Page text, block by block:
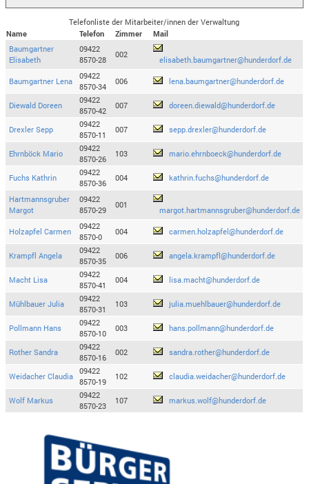
Telefonliste der Mitarbeiter/innen der Verwaltung
Name
Telefon Zimmer
Mail
Baumgartner
Elisabeth
09422
8570-28
002
elisabeth.baumgartner@hunderdorf.de
Baumgartner Lena
09422
8570-34
006 lena.baumgartner@hunderdorf.de
Diewald Doreen
09422
8570-42
007 doreen.diewald@hunderdorf.de
Drexler Sepp
09422
8570-11
007 sepp.drexler@hunderdorf.de
Ehrnböck Mario
09422
8570-26
103 mario.ehrnboeck@hunderdorf.de
Fuchs Kathrin
09422
8570-36
004 kathrin.fuchs@hunderdorf.de
Hartmannsgruber
Margot
09422
8570-29
001
margot.hartmannsgruber@hunderdorf.de
Holzapfel Carmen
09422
8570-0
004 carmen.holzapfel@hunderdorf.de
Krampfl Angela
09422
8570-35
006 angela.krampfl@hunderdorf.de
Macht Lisa
09422
8570-41
004 lisa.macht@hunderdorf.de
Mühlbauer Julia
09422
8570-31
103 julia.muehlbauer@hunderdorf.de
Pollmann Hans
09422
8570-10
003 hans.pollmann@hunderdorf.de
Rother Sandra
09422
8570-16
002 sandra.rother@hunderdorf.de
Weidacher Claudia
09422
8570-19
102 claudia.weidacher@hunderdorf.de
Wolf Markus
09422
8570-23
107 markus.wolf@hunderdorf.de